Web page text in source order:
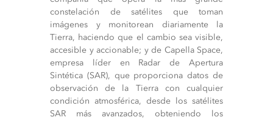
constelación de satélites que toman
imágenes y monitorean diariamente la
Tierra, haciendo que el cambio sea visible,
accesible y accionable; y de Capella Space,
empresa líder en Radar de Apertura
Sintética (SAR), que proporciona datos de
observación de la Tierra con cualquier
condición atmosférica, desde los satélites
SAR más avanzados, obteniendo los